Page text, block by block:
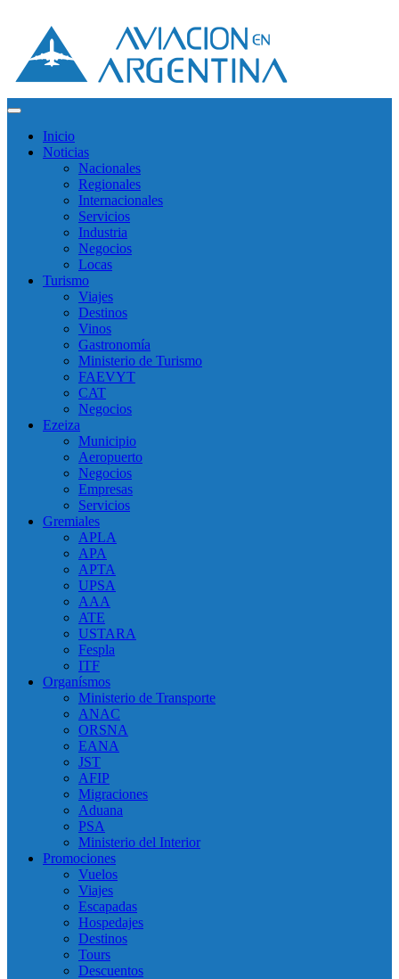
Inicio
Noticias
Nacionales
Regionales
Internacionales
Servicios
Industria
Negocios
Locas
Turismo
Viajes
Destinos
Vinos
Gastronomía
Ministerio de Turismo
FAEVYT
CAT
Negocios
Ezeiza
Municipio
Aeropuerto
Negocios
Empresas
Servicios
Gremiales
APLA
APA
APTA
UPSA
AAA
ATE
USTARA
Fespla
ITF
Organísmos
Ministerio de Transporte
ANAC
ORSNA
EANA
JST
AFIP
Migraciones
Aduana
PSA
Ministerio del Interior
Promociones
Vuelos
Viajes
Escapadas
Hospedajes
Destinos
Tours
Descuentos